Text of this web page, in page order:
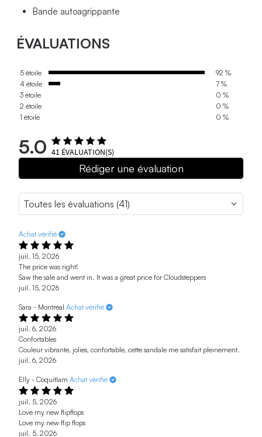
Bande autoagrippante
ÉVALUATIONS
5 étoile
92 %
4 étoile
7 %
3 étoile
0 %
2 étoile
0 %
1 étoile
0 %
5.0 41 ÉVALUATION(S)
Rédiger une évaluation
Achat vérifié
juil. 15, 2026
The price was right!
Saw the sale and went in. It was a great price for Cloudsteppers
juil. 15, 2026
Sara - Montréal Achat vérifié
juil. 6, 2026
Confortables
Couleur vibrante, jolies, confortable, cette sandale me satisfait pleinement.
juil. 6, 2026
Elly - Coquitlam Achat vérifié
juil. 5, 2026
Love my new flipflops
Love my new flip flops
juil. 5, 2026